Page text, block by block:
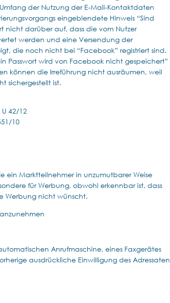
der Nutzung der E-Mail-Kontaktdaten
eingeblendete Hinweis “Sind
nicht darüber auf, dass die vom Nutzer
werden und eine Versendung der
die noch nicht bei “Facebook” registriert sind.
Passwort wird von Facebook nicht gespeichert”
können die Irreführung nicht ausräumen, weil
sichergestellt ist.
42/12
10
ein Marktteilnehmer in unzumutbarer Weise
für Werbung, obwohl erkennbar ist, dass
Werbung nicht wünscht.
Anrufmaschine, eines Faxgerätes
ausdrückliche Einwilligung des Adressaten